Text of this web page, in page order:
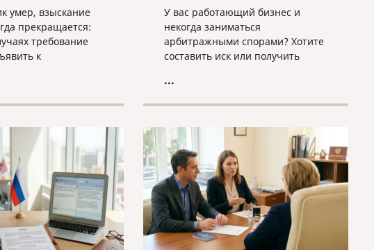
умер, взыскание
прекращается:
требование
к
Разбираем, как
не приняли его
решение о
получено.
У вас работающий бизнес и
некогда заниматься
арбитражными спорами? Хотите
составить иск или получить
исполнить решение суда в
...